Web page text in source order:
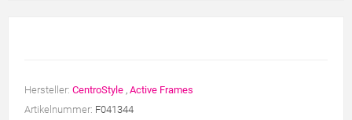
Hersteller: CentroStyle , Active Frames
Artikelnummer: F041344